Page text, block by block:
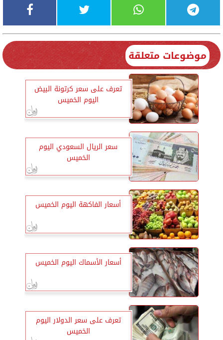
موضوعات متعلقة
تعرف على سعر كرتونة البيض
اليوم الخميس
سعر الريال السعودي اليوم
الخميس
أسعار الفاكهة اليوم الخميس
أسعار الأسماك اليوم الخميس
تعرف على سعر الدولار اليوم
الخميس